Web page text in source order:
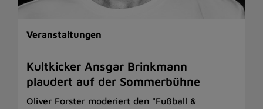
Veranstaltungen
Kultkicker Ansgar Brinkmann
plaudert auf der Sommerbühne
Oliver Forster moderiert den "Fußball &